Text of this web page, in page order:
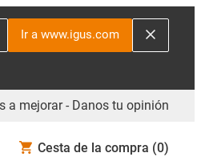
Ir a www.igus.com
a mejorar - Danos tu opinión
Cesta de la compra (0)